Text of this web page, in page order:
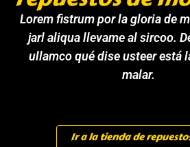
Lorem fistrum por la gloria de
jarl aliqua llevame al sircoo.
ullamco qué dise usteer está
malar.
Ir a la tienda de